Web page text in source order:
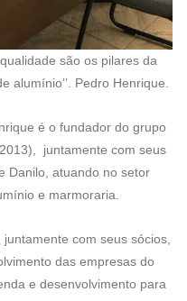
são os pilares da
alumínio’’. Pedro Henrique.
é o fundador do grupo
juntamente com seus
Danilo, atuando no setor
e marmoraria.
com seus sócios,
das empresas do
e desenvolvimento para